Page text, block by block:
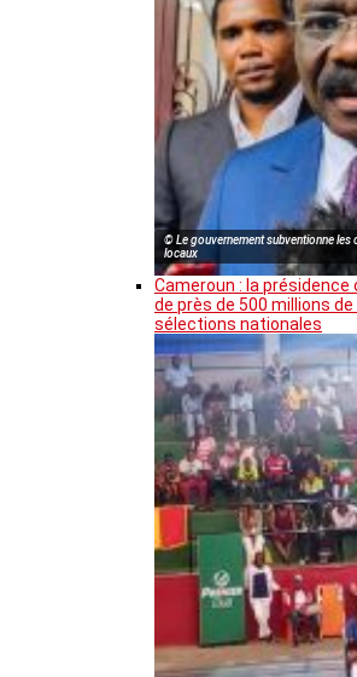
© Le gouvernement subventionne les
locaux
Cameroun : la présidence
de près de 500 millions
sélections nationales